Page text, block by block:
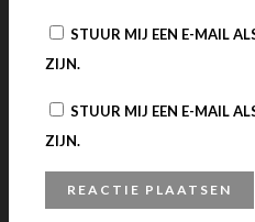
STUUR MIJ EEN E-MAIL
ZIJN.
STUUR MIJ EEN E-MAIL
ZIJN.